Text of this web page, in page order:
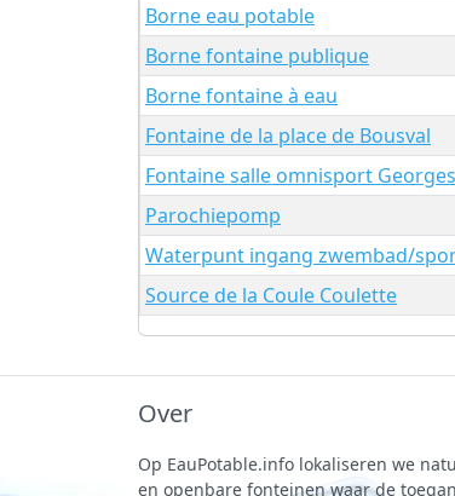
Borne eau potable
Borne fontaine publique
Borne fontaine à eau
Fontaine de la place de Bousval
Fontaine salle omnisport
Parochiepomp
Waterpunt ingang zwembad/
Source de la Coule Coulette
Over
Op EauPotable.info lokaliseren we
en openbare fonteinen waar de